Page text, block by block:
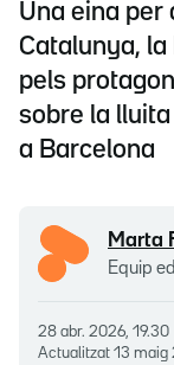
Una eina per
Catalunya,
pels
sobre la
a Barcelona
Marta
Equip
28 abr. 2026, 19.30
Actualitzat 13 maig